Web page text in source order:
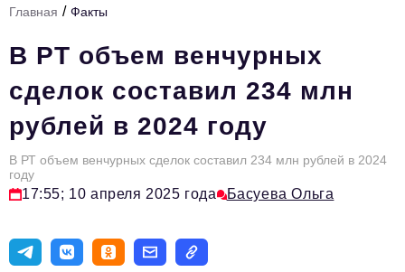
Тема номера
HR
Персона номера
Инфраструктура развития
Технологии тренды
Импортозамещение
Главная / Факты
В РТ объем венчурных
сделок составил 234 млн
рублей в 2024 году
В РТ объем венчурных сделок составил 234 млн рублей в 2024
году
17:55; 10 апреля 2025 года Басуева Ольга